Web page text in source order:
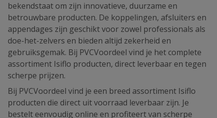
bekendstaat om zijn innovatieve, duurzame en
betrouwbare producten. De koppelingen, afsluiters en
appendages zijn geschikt voor zowel professionals als
doe-het-zelvers en bieden altijd zekerheid en
gebruiksgemak. Bij PVCVoordeel vind je het complete
assortiment Isiflo producten, direct leverbaar en tegen
scherpe prijzen.
Bij PVCVoordeel vind je een breed assortiment Isiflo
producten die direct uit voorraad leverbaar zijn. Je
bestelt eenvoudig online en profiteert van scherpe